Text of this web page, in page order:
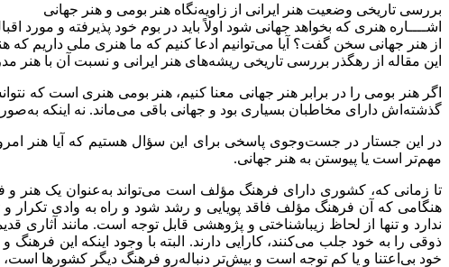
بررسی تاریخی وضعیت هنر ایرانی از زاویه‌نگاه هنر بومی و هنر جهانی
اشــــاره هنری که بخواهد جهانی شود اولاً باید در بوم خود پذیرفته و
از هنر جهانی سخن گفت؟ آیا می‌توانیم ادعا کنیم که ما هنری ملی داریم که
این مقاله از رهگذر بررسی تاریخی ریشه‌های هنر ایرانی و نسبت آن با
اگر هنر بومی را در برابر هنر جهانی معنا کنیم، هنر بومی هنری است که
گذشته‌اش دارای مخاطبان بسیاری بود و جهانی باقی می‌ماند. نه اینکه
در این جستار در جست‌وجوی پاسخی برای این سؤال هستیم که آیا هنر
مهم‌تر است یا پیوستن به هنر جهانی.
تا زمانی که، کشوری دارای فرهنگ مؤلف است می‌تواند به‌عنوان یک هنر و
هنگامی که آن فرهنگ مؤلف فاقد پویایی و رشد شود و راه به وادی تکرار و
ندارد و تنها از لحاظ زیباشناختی و پژوهشی قابل توجه است. مانند
ذوقی را به خود جلب می‌کنند، کارایی دارند. البته با وجود اینکه این
خود بی‌اعتنا و یا کم توجه است و بیش‌تر دنباله‌رو فرهنگ دیگر کشورها